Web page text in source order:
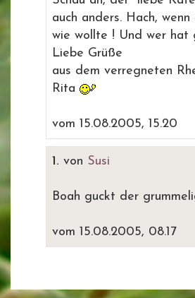
auch anders. Hach,
wie wollte ! Und wer hat
Liebe Grüße
aus dem verregneten
Rita
vom 15.08.2005, 15.20
1. von Susi
Boah guckt der
vom 15.08.2005, 08.17